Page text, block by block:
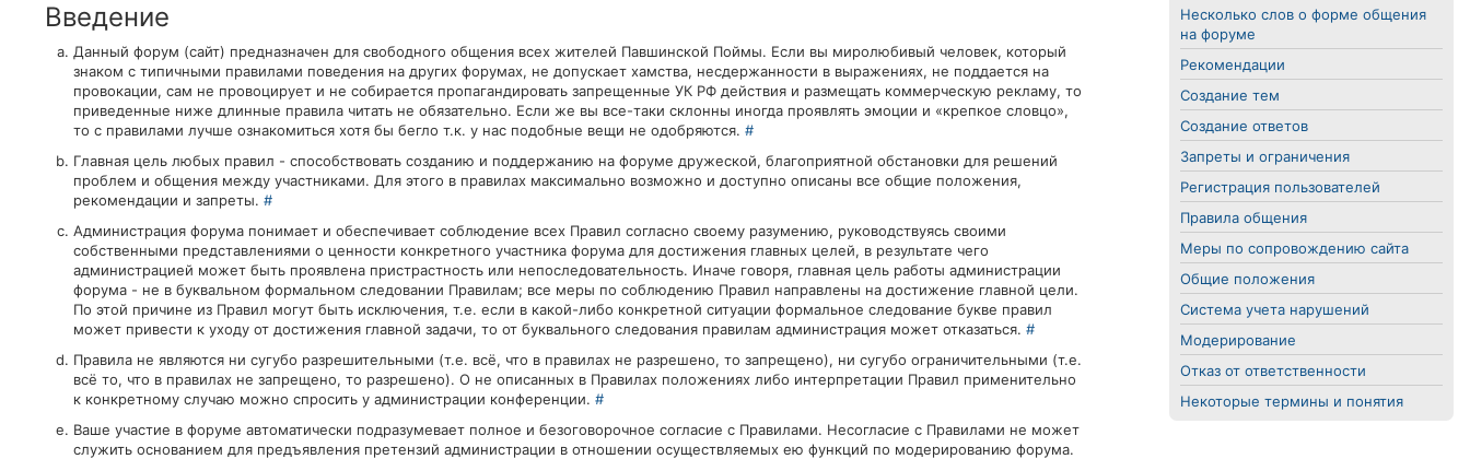
Несколько слов о форме общения
на форуме
Рекомендации
Создание тем
Создание ответов
Запреты и ограничения
Регистрация пользователей
Правила общения
Меры по сопровождению сайта
Общие положения
Система учета нарушений
Модерирование
Отказ от ответственности
Некоторые термины и понятия
Введение
Данный форум (сайт) предназначен для свободного общения всех жителей Павшинской Поймы. Если вы миролюбивый человек, который
знаком с типичными правилами поведения на других форумах, не допускает хамства, несдержанности в выражениях, не поддается на
провокации, сам не провоцирует и не собирается пропагандировать запрещенные УК РФ действия и размещать коммерческую рекламу, то
приведенные ниже длинные правила читать не обязательно. Если же вы все-таки склонны иногда проявлять эмоции и «крепкое словцо»,
то с правилами лучше ознакомиться хотя бы бегло т.к. у нас подобные вещи не одобряются. #
Главная цель любых правил - способствовать созданию и поддержанию на форуме дружеской, благоприятной обстановки для решений
проблем и общения между участниками. Для этого в правилах максимально возможно и доступно описаны все общие положения,
рекомендации и запреты. #
Администрация форума понимает и обеспечивает соблюдение всех Правил согласно своему разумению, руководствуясь своими
собственными представлениями о ценности конкретного участника форума для достижения главных целей, в результате чего
администрацией может быть проявлена пристрастность или непоследовательность. Иначе говоря, главная цель работы администрации
форума - не в буквальном формальном следовании Правилам; все меры по соблюдению Правил направлены на достижение главной цели.
По этой причине из Правил могут быть исключения, т.е. если в какой-либо конкретной ситуации формальное следование букве правил
может привести к уходу от достижения главной задачи, то от буквального следования правилам администрация может отказаться. #
Правила не являются ни сугубо разрешительными (т.е. всё, что в правилах не разрешено, то запрещено), ни сугубо ограничительными (т.е.
всё то, что в правилах не запрещено, то разрешено). О не описанных в Правилах положениях либо интерпретации Правил применительно
к конкретному случаю можно спросить у администрации конференции. #
Ваше участие в форуме автоматически подразумевает полное и безоговорочное согласие с Правилами. Несогласие с Правилами не может
служить основанием для предъявления претензий администрации в отношении осуществляемых ею функций по модерированию форума.